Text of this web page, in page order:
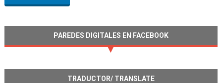
PAREDES DIGITALES EN FACEBOOK
TRADUCTOR/ TRANSLATE